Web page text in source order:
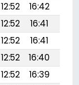
12:52 16:42
12:52 16:41
12:52 16:41
12:52 16:40
12:52 16:39